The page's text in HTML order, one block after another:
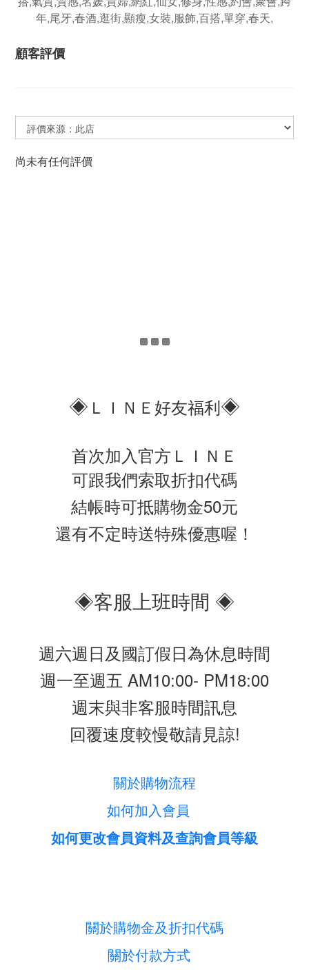
顧客評價
尚未有任何評價
◈ ＬＩＮＥ好友福利◈
首次加入官方ＬＩＮＥ
可跟我們索取折扣代碼
結帳時可抵購物金50元
還有不定時送特殊優惠喔！
◈客服上班時間 ◈
週六週日及國訂假日為休息時間
週一至週五 AM10:00- PM18:00
週末與非客服時間訊息
回覆速度較慢敬請見諒!
關於購物流程
如何加入會員
如何更改會員資料及查詢會員等級
關於購物金及折扣代碼
關於付款方式